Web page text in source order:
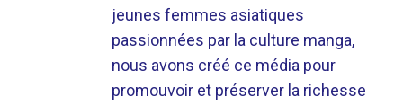
jeunes femmes asiatiques
passionnées par la culture manga,
nous avons créé ce média pour
promouvoir et préserver la richesse